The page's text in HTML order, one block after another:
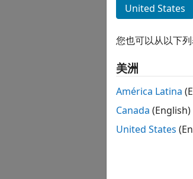
United States
您也可以从以下
美洲
América Latina
Canada (English)
United States